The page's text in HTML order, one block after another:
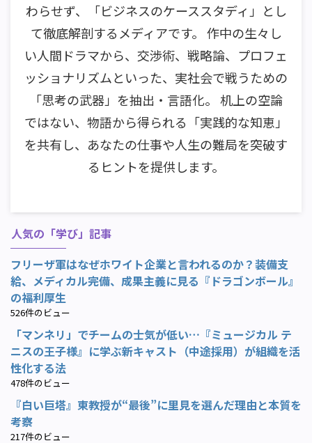
わらせず、「ビジネスのケーススタディ」とし
て徹底解剖するメディアです。 作中の生々し
い人間ドラマから、交渉術、戦略論、プロフェ
ッショナリズムといった、実社会で戦うための
「思考の武器」を抽出・言語化。 机上の空論
ではない、物語から得られる「実践的な知恵」
を共有し、あなたの仕事や人生の難局を突破す
るヒントを提供します。
人気の「学び」記事
フリーザ軍はなぜホワイト企業と言われるのか？装備支
給、メディカル完備、成果主義に見る『ドラゴンボール』
の福利厚生
526件のビュー
「マンネリ」でチームの士気が低い…『ミュージカル テ
ニスの王子様』に学ぶ新キャスト（中途採用）が組織を活
性化する法
478件のビュー
『白い巨塔』東教授が“最後”に里見を選んだ理由と本質を
考察
217件のビュー